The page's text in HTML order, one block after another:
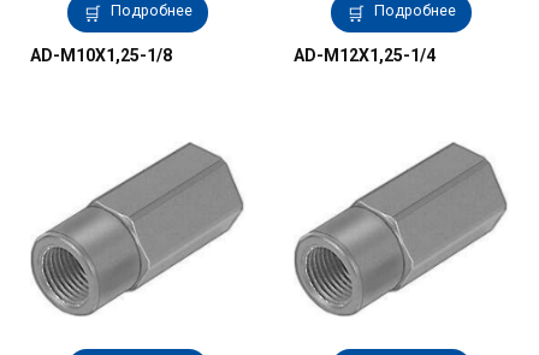
Подробнее
AD-M10X1,25-1/8
Подробнее
AD-M12X1,25-1/4